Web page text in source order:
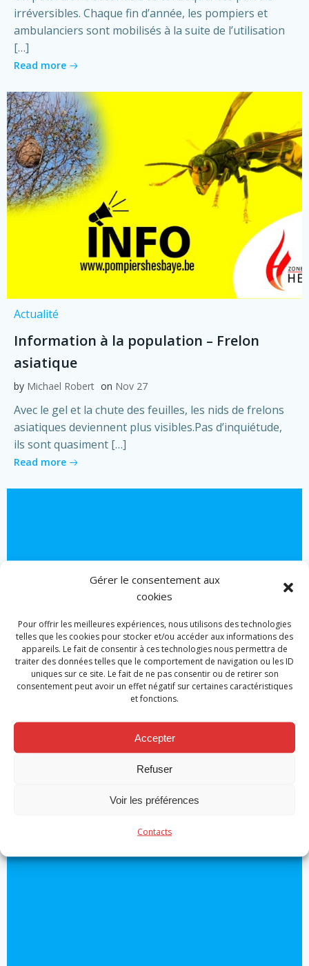
Gérer le consentement aux
cookies
Pour offrir les meilleures expériences, nous utilisons des technologies
telles que les cookies pour stocker et/ou accéder aux informations des
appareils. Le fait de consentir à ces technologies nous permettra de
traiter des données telles que le comportement de navigation ou les ID
uniques sur ce site. Le fait de ne pas consentir ou de retirer son
consentement peut avoir un effet négatif sur certaines caractéristiques
et fonctions.
Accepter
Refuser
Voir les préférences
Contacts
irréversibles. Chaque fin d’année, les pompiers et
ambulanciers sont mobilisés à la suite de l’utilisation
[…]
Read more
Actualité
Information à la population – Frelon
asiatique
by Michael Robert on Nov 27
Avec le gel et la chute des feuilles, les nids de frelons
asiatiques deviennent plus visibles.Pas d’inquiétude,
ils sont quasiment […]
Read more
Promotion caporaux volontaires et
professionnels